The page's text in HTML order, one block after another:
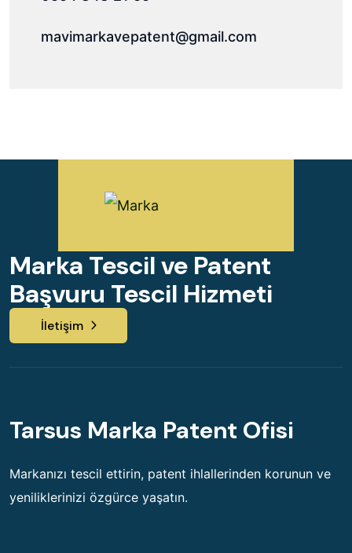
mavimarkavepatent@gmail.com
Marka Tescil ve Patent
Başvuru Tescil Hizmeti
İletişim
Tarsus Marka Patent Ofisi
Markanızı tescil ettirin, patent ihlallerinden korunun ve
yeniliklerinizi özgürce yaşatın.